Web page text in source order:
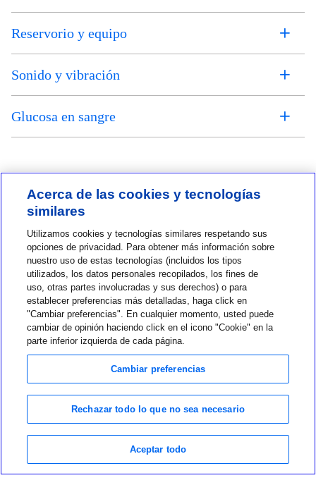
Reservorio y equipo
Sonido y vibración
Glucosa en sangre
Contact us
1-800-MINIMED
1-800-646-4633
About MiniMed
Information
Privacy Choices
Data Privacy Framework Policy
Acerca de las cookies y tecnologías
similares
Utilizamos cookies y tecnologías similares respetando sus
opciones de privacidad. Para obtener más información sobre
nuestro uso de estas tecnologías (incluidos los tipos
utilizados, los datos personales recopilados, los fines de
uso, otras partes involucradas y sus derechos) o para
establecer preferencias más detalladas, haga click en
"Cambiar preferencias". En cualquier momento, usted puede
cambiar de opinión haciendo click en el icono "Cookie" en la
parte inferior izquierda de cada página.
Cambiar preferencias
Rechazar todo lo que no sea necesario
Aceptar todo